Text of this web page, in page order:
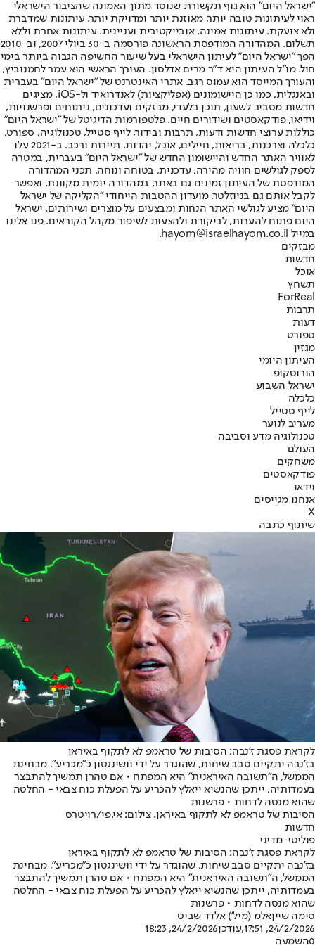
"ישראל היום" הוא גוף תקשורת שנוסד מתוך האמונה שהציבור הישראלי
ראוי לעיתונות טובה יותר, מאוזנת יותר ומדויקת יותר. עיתונות שמדברת
ולא צועקת. עיתונות אמינה, אובייקטיבית ועניינית. עיתונות אחרת וללא
תשלום. המהדורה המודפסת הראשונה פורסמה ב-30 ביולי 2007, וב-2010
הפך "ישראל היום" לעיתון הישראלי בעל שיעור החשיפה הגבוה ביותר בימי
חול. מו"ל העיתון היא ד"ר מרים אדלסון. העורך הראשי הוא עמר לחמנוביץ,
והעורך המייסד הוא עמוס רגב. אתרי האינטרנט של "ישראל היום" בעברית
ובאנגלית, כמו כן היישומונים (אפליקציות) לאנדרואיד ול-iOS, מציגים
חדשות מסביב לשעון, תוכן בלעדי, מבזקים ועדכונים, ניתוחים ופרשנויות,
וידיאו, פודקאסטים ושידורים חיים. פלטפורמות הדיגיטל של "ישראל היום"
כוללות ערוצי חדשות ודעות, תרבות ובידור, לייף סטייל, טכנולוגיה, ספורט,
כלכלה וצרכנות, בריאות, חיילים, אוכל, יהדות, תיירות ורכב. ב-2021 עלו
לאוויר האתר החדש והיישומון החדש של "ישראל היום" בעברית, במטרה
לספק לגולשים חוויה מהירה, עדכנית, בטוחה ונוחה. תכני המהדורה
המודפסת של העיתון זמינים גם באתר, במהדורה יומית מקוונת, ואפשר
לקבל אותם גם בניוזלטר. מועדון ההטבות הייחודי "הקליקה של ישראל
היום" מציע לגולשי האתר הנחות ומבצעים על מוצרים ושירותים. ישראל
היום פתוח להערות, לביקורת ולהצעות לשיפור מקהל הקוראים. פנו אלינו
במייל hayom@israelhayom.co.il.
מבזקים
חדשות
אוכל
תשחץ
ForReal
תרבות
דעות
ספורט
מגזין
העיתון היומי
הורוסקופ
ישראל השבוע
כלכלה
לייף סטייל
מעריב לנוער
טכנולוגיה מדע וסביבה
העולם
משחקים
פודקאסטים
וידאו
אנחנו מגייסים
X
שיתוף כתבה
לקראת פסגת ז'נבה: הסיבות של טראמפ לא לתקוף באיראן
בז'נבה יתקיים סבב שיחות, שהוגדר על ידי וושינגטון כ"מכריע", מבחינת
הממשל, ה"תשובה האיראנית" היא המפתח • אם טהרן תמשיך להתבצר
בעמדותיה, ייתכן שהנשיא ייאלץ להכריע על הפעלת כוח צבאי - החלטה
שהוא מנסה לדחות • פרשנות
הסיבות של טראמפ לא לתקוף באיראן. צילום: אי.פי/רויטרס
חדשות
פוליטי-מדיני
לקראת פסגת ז'נבה: הסיבות של טראמפ לא לתקוף באיראן
בז'נבה יתקיים סבב שיחות, שהוגדר על ידי וושינגטון כ"מכריע", מבחינת
הממשל, ה"תשובה האיראנית" היא המפתח • אם טהרן תמשיך להתבצר
בעמדותיה, ייתכן שהנשיא ייאלץ להכריע על הפעלת כוח צבאי - החלטה
שהוא מנסה לדחות • פרשנות
סימה שייןאלמ (מיל') אלדד שביט
24/2/2026, 17:51
,עודכן24/2/2026, 18:23
0השמעה